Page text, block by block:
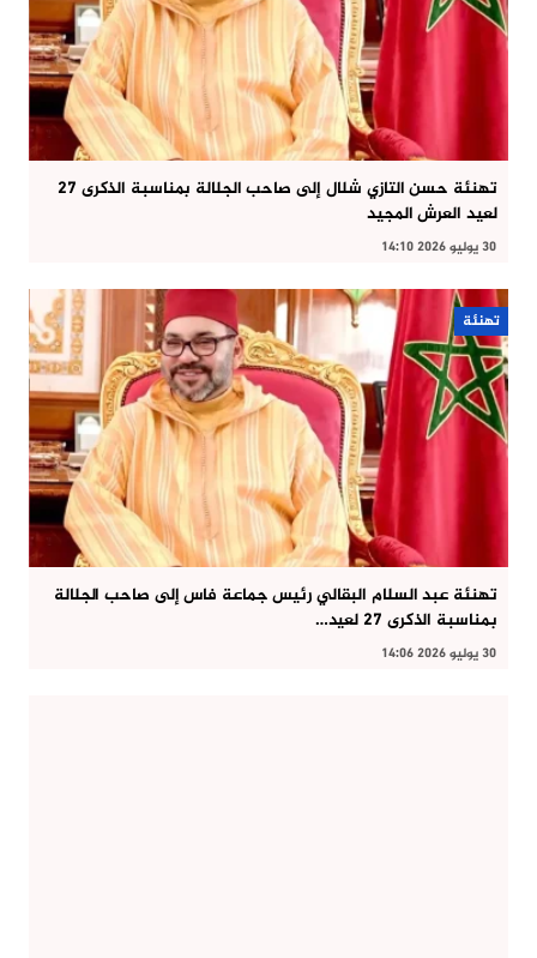
تهنئة حسن التازي شلال إلى صاحب الجلالة بمناسبة الذكرى 27
لعيد العرش المجيد
30 يوليو 2026 14:10
تهنئة
تهنئة عبد السلام البقالي رئيس جماعة فاس إلى صاحب الجلالة
بمناسبة الذكرى 27 لعيد…
30 يوليو 2026 14:06